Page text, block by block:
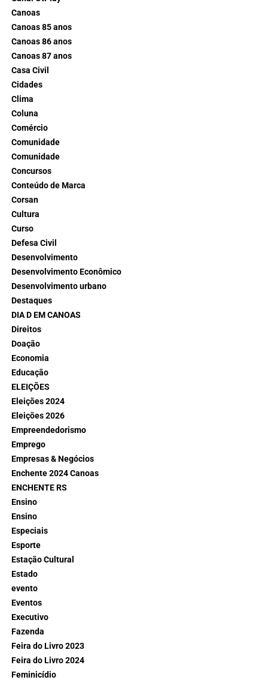
Canoas
Canoas 85 anos
Canoas 86 anos
Canoas 87 anos
Casa Civil
Cidades
Clima
Coluna
Comércio
Comunidade
Comunidade
Concursos
Conteúdo de Marca
Corsan
Cultura
Curso
Defesa Civil
Desenvolvimento
Desenvolvimento Econômico
Desenvolvimento urbano
Destaques
DIA D EM CANOAS
Direitos
Doação
Economia
Educação
ELEIÇÕES
Eleições 2024
Eleições 2026
Empreendedorismo
Emprego
Empresas & Negócios
Enchente 2024 Canoas
ENCHENTE RS
Ensino
Ensino
Especiais
Esporte
Estação Cultural
Estado
evento
Eventos
Executivo
Fazenda
Feira do Livro 2023
Feira do Livro 2024
Feminicídio